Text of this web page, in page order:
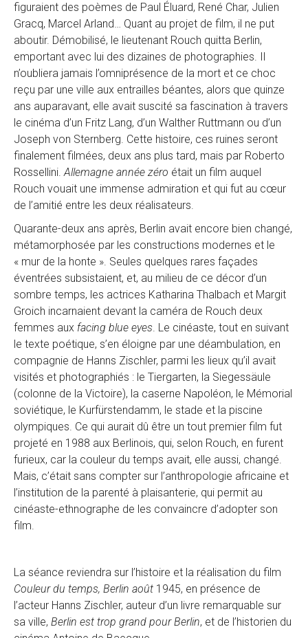
figuraient des poèmes de Paul Éluard, René Char, Julien
Gracq, Marcel Arland… Quant au projet de film, il ne put
aboutir. Démobilisé, le lieutenant Rouch quitta Berlin,
emportant avec lui des dizaines de photographies. Il
n’oubliera jamais l’omniprésence de la mort et ce choc
reçu par une ville aux entrailles béantes, alors que quinze
ans auparavant, elle avait suscité sa fascination à travers
le cinéma d’un Fritz Lang, d’un Walther Ruttmann ou d’un
Joseph von Sternberg. Cette histoire, ces ruines seront
finalement filmées, deux ans plus tard, mais par Roberto
Rossellini.Allemagne année zéro était un film auquel
Rouch vouait une immense admiration et qui fut au cœur
de l’amitié entre les deux réalisateurs.
Quarante-deux ans après, Berlin avait encore bien changé,
métamorphosée par les constructions modernes et le
« mur de la honte ». Seules quelques rares façades
éventrées subsistaient, et, au milieu de ce décor d’un
sombre temps, les actrices Katharina Thalbach et Margit
Groich incarnaient devant la caméra de Rouch deux
femmes aux facing blue eyes. Le cinéaste, tout en suivant
le texte poétique, s’en éloigne par une déambulation, en
compagnie de Hanns Zischler, parmi les lieux qu’il avait
visités et photographiés : le Tiergarten, la Siegessäule
(colonne de la Victoire), la caserne Napoléon, le Mémorial
soviétique, le Kurfürstendamm, le stade et la piscine
olympiques. Ce qui aurait dû être un tout premier film fut
projeté en 1988 aux Berlinois, qui, selon Rouch, en furent
furieux, car la couleur du temps avait, elle aussi, changé.
Mais, c’était sans compter sur l’anthropologie africaine et
l’institution de la parenté à plaisanterie, qui permit au
cinéaste-ethnographe de les convaincre d’adopter son
film.
La séance reviendra sur l’histoire et la réalisation du film
Couleur du temps, Berlin août 1945, en présence de
l’acteur Hanns Zischler, auteur d’un livre remarquable sur
sa ville, Berlin est trop grand pour Berlin, et de l’historien du